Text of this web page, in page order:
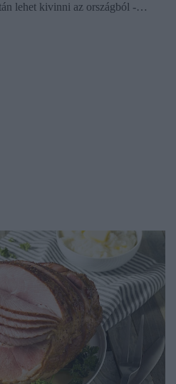
lehet kivinni az országból -…